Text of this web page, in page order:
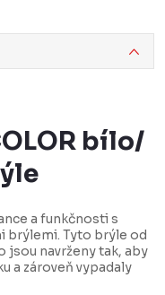
bílo/
a funkčnosti s
brýlemi. Tyto brýle od
jsou navrženy tak, aby
a zároveň vypadaly